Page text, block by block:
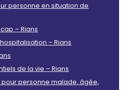
personne en situation de
– Rians
– Rians
de la vie – Rians
personne malade, âgée,